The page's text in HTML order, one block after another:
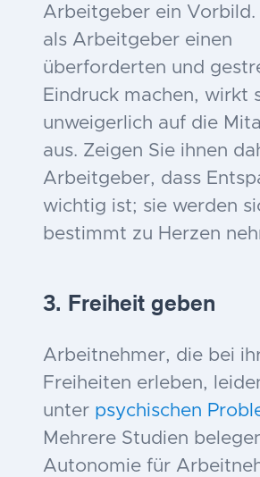
Arbeitgeber ein Vorbild.
als Arbeitgeber einen
überforderten und
Eindruck machen, wirkt
unweigerlich auf die
aus. Zeigen Sie ihnen
Arbeitgeber, dass
wichtig ist; sie werden
bestimmt zu Herzen
3. Freiheit geben
Arbeitnehmer, die bei
Freiheiten erleben,
unter psychischen
Mehrere Studien
Autonomie für